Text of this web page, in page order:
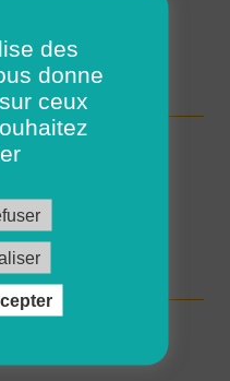
F)
des
donne
ceux